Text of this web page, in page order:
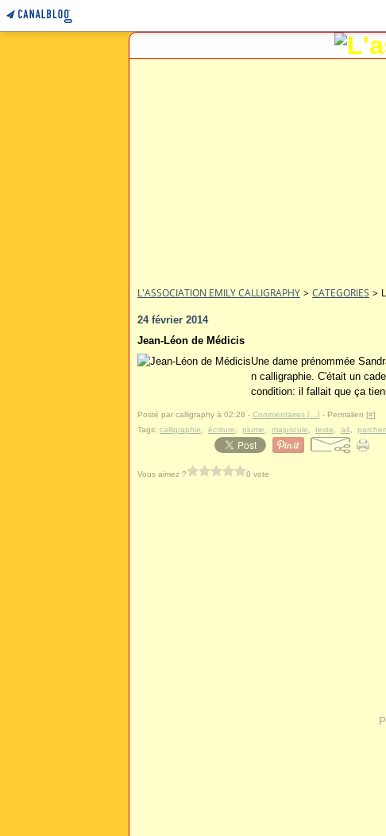
L'ASSOCIATION EMILY CALLIGRAPHY > CATEGORIES >
24 février 2014
Jean-Léon de Médicis
Une dame prénommée
n calligraphie. C'était un
condition: il fallait que ça
Posté par calligraphy à 02:28 - Commentaires [ ] - Permalien [#]
Tags: calligraphie écriture plume majuscule texte a4
Vous aimez ? 0 vote